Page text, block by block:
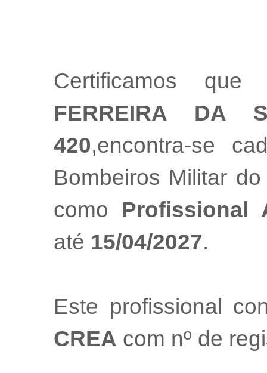
Certificamos
FERREIRA DA
420,encontra-se
Bombeiros Militar
como Profissional
até 15/04/2027.
Este profissional
CREA com nº de